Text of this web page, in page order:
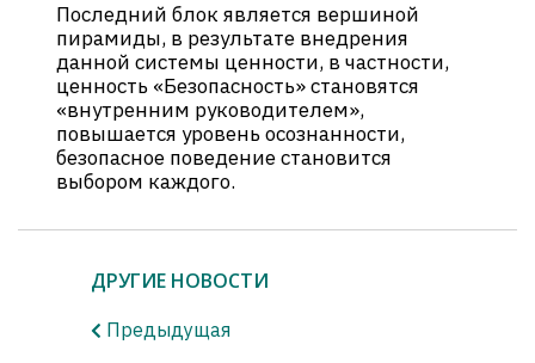
Последний блок является вершиной
пирамиды, в результате внедрения
данной системы ценности, в частности,
ценность «Безопасность» становятся
«внутренним руководителем»,
повышается уровень осознанности,
безопасное поведение становится
выбором каждого.
ДРУГИЕ НОВОСТИ
Предыдущая